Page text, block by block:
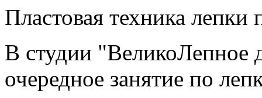
Пластовая техника лепки
В студии "ВеликоЛепное
очередное занятие по